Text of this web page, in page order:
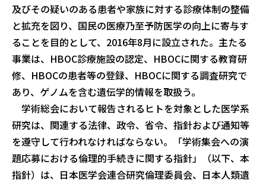
及びその疑いのある患者や家族に対する診療体制の整備
と拡充を図り、国民の医療乃至予防医学の向上に寄与す
ることを目的として、2016年8月に設立された。主たる
事業は、HBOC診療施設の認定、HBOCに関する教育研
修、HBOCの患者等の登録、HBOCに関する調査研究で
あり、ゲノムを含む遺伝学的情報を取扱う。
学術総会において報告されるヒトを対象とした医学系
研究は、関連する法律、政令、省令、指針および通知等
を遵守して行われなければならない。「学術集会への演
題応募における倫理的手続きに関する指針」（以下、本
指針）は、日本医学会連合研究倫理委員会、日本人類遺